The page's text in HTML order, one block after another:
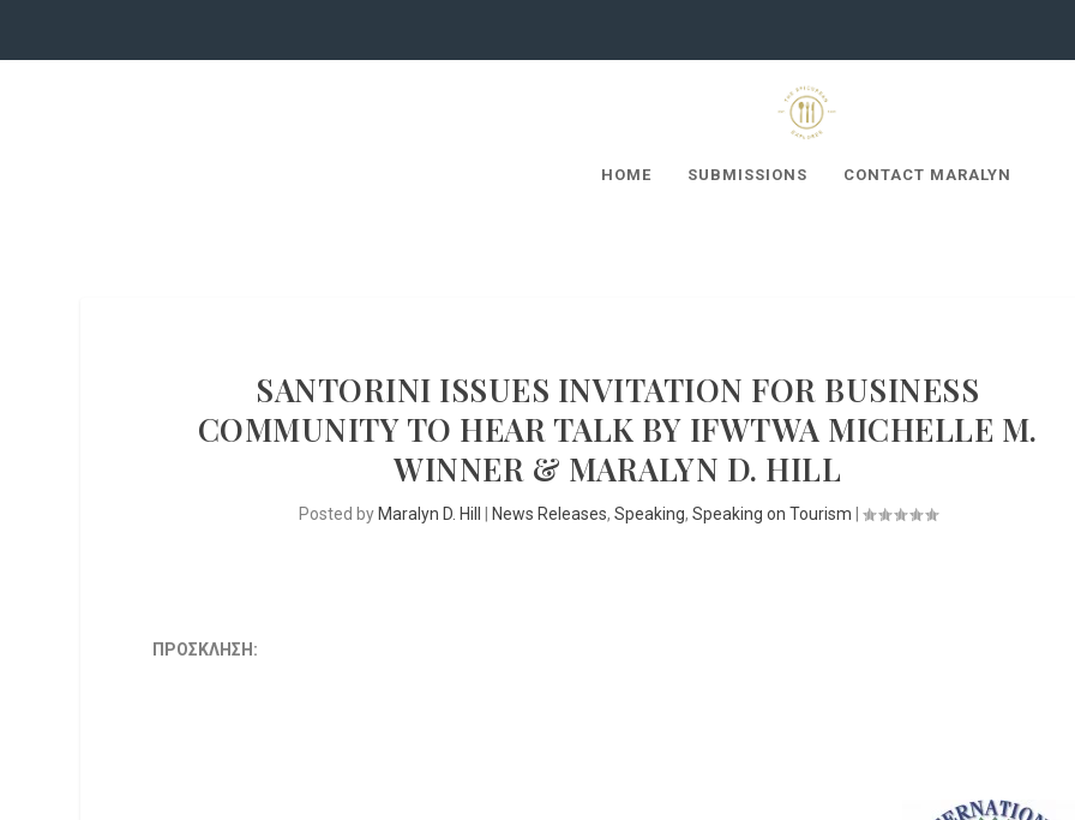
HOME SUBMISSIONS CONTACT MARALYN
SANTORINI ISSUES INVITATION FOR BUSINESS
COMMUNITY TO HEAR TALK BY IFWTWA MICHELLE M.
WINNER & MARALYN D. HILL
Posted by Maralyn D. Hill News Releases, Speaking, Speaking on Tourism
ΠΡΟΣΚΛΗΣΗ: